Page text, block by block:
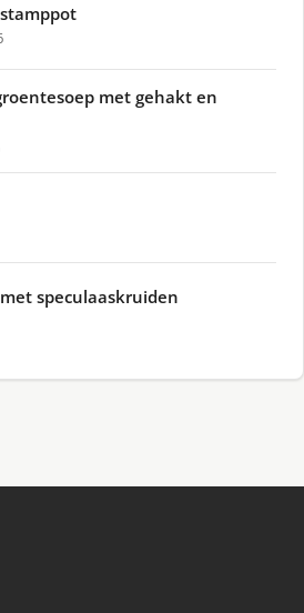
met gehakt en
speculaaskruiden